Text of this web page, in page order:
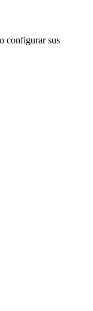
configurar sus